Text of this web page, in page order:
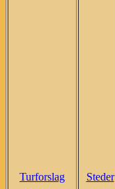
Turforslag Steder